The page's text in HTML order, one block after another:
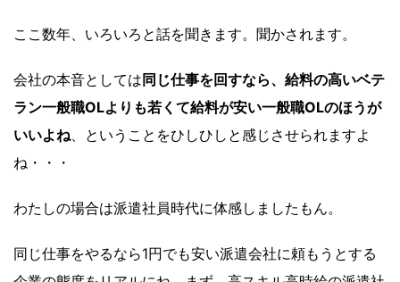
ここ数年、いろいろと話を聞きます。聞かされます。
会社の本音としては同じ仕事を回すなら、給料の高いベテ
ラン一般職OLよりも若くて給料が安い一般職OLのほうが
いいよね 、ということをひしひしと感じさせられますよ
ね・・・
わたしの場合は派遣社員時代に体感しましたもん。
同じ仕事をやるなら1円でも安い派遣会社に頼もうとする